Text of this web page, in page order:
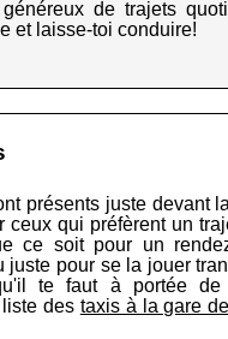
de trajets
et laisse-toi conduire!
présents juste devant
ceux qui préfèrent un
ce soit pour un
juste pour se la jouer
te faut à portée de
des taxis à la gare